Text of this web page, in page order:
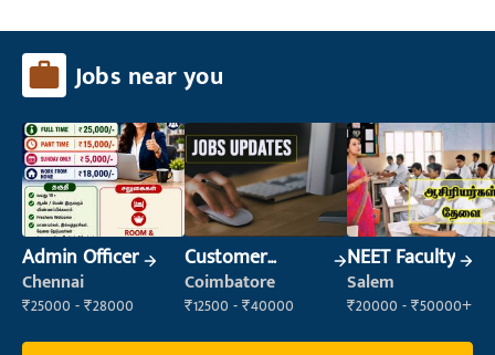
Jobs near you
Admin Officer
Chennai
₹25000 - ₹28000
Customer
Support Officer
Coimbatore
₹12500 - ₹40000
NEET Faculty
Salem
₹20000 - ₹50000+